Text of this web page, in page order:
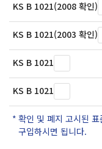
KS B 1021(2008 확인)
KS B 1021(2003 확인)
KS B 1021
KS B 1021
확인 및 폐지 고시된
구입하시면 됩니다.